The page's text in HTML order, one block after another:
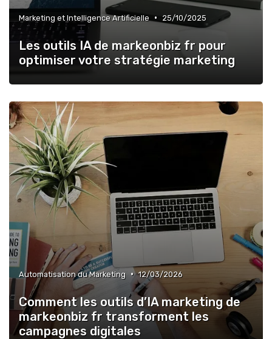
Marketing et Intelligence Artificielle • 25/10/2025
Les outils IA de markeonbiz fr pour
optimiser votre stratégie marketing
Automatisation du Marketing • 12/03/2026
Comment les outils d’IA marketing de
markeonbiz fr transforment les
campagnes digitales